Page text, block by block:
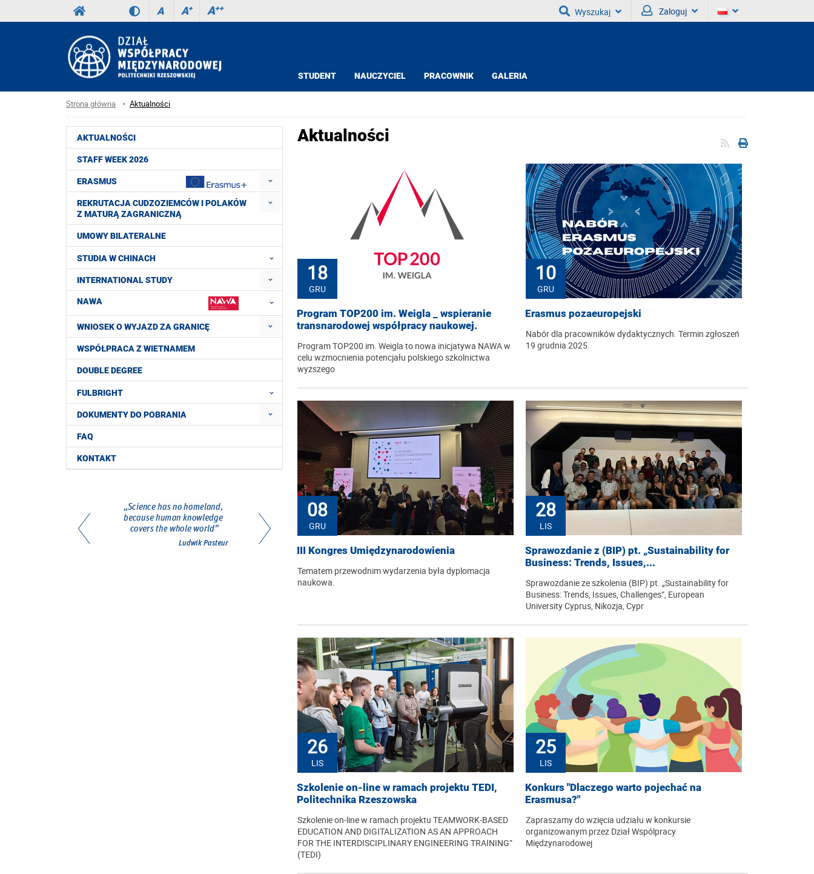
A A+ A++ Wyszukaj Zaloguj
STUDENT NAUCZYCIEL PRACOWNIK GALERIA
Strona główna Aktualności
AKTUALNOŚCI
STAFF WEEK 2026
ERASMUS
REKRUTACJA CUDZOZIEMCÓW I POLAKÓW
Z MATURĄ ZAGRANICZNĄ
UMOWY BILATERALNE
STUDIA W CHINACH
INTERNATIONAL STUDY
NAWA
WNIOSEK O WYJAZD ZA GRANICĘ
WSPÓŁPRACA Z WIETNAMEM
DOUBLE DEGREE
FULBRIGHT
DOKUMENTY DO POBRANIA
FAQ
KONTAKT
Aktualności
18
GRU
Program TOP200 im. Weigla _ wspieranie
transnarodowej współpracy naukowej.
Program TOP200 im. Weigla to nowa inicjatywa NAWA w
celu wzmocnienia potencjału polskiego szkolnictwa
wyższego
10
GRU
Erasmus pozaeuropejski
Nabór dla pracowników dydaktycznych. Termin zgłoszeń
19 grudnia 2025.
08
GRU
III Kongres Umiędzynarodowienia
Tematem przewodnim wydarzenia była dyplomacja
naukowa.
28
LIS
Sprawozdanie z (BIP) pt. „Sustainability for
Business: Trends, Issues,...
Sprawozdanie ze szkolenia (BIP) pt. „Sustainability for
Business: Trends, Issues, Challenges”, European
University Cyprus, Nikozja, Cypr
26
LIS
Szkolenie on-line w ramach projektu TEDI,
Politechnika Rzeszowska
Szkolenie on-line w ramach projektu TEAMWORK-BASED
EDUCATION AND DIGITALIZATION AS AN APPROACH
FOR THE INTERDISCIPLINARY ENGINEERING TRAINING”
(TEDI)
25
LIS
Konkurs "Dlaczego warto pojechać na
Erasmusa?"
Zapraszamy do wzięcia udziału w konkursie
organizowanym przez Dział Wspólpracy
Międzynarodowej